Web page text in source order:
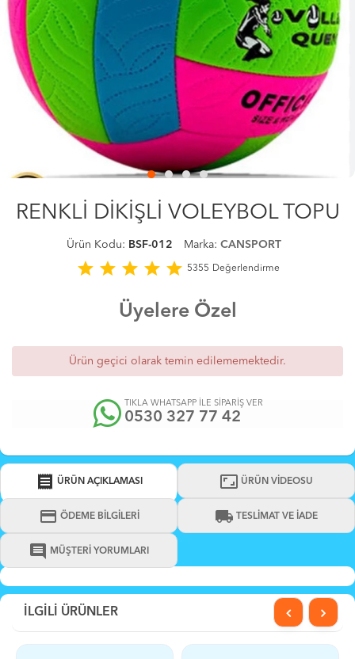
RENKLİ DİKİŞLİ VOLEYBOL TOPU
Ürün Kodu: BSF-012 Marka: CANSPORT
star star star star star 5355 Değerlendirme
Üyelere Özel
Ürün geçici olarak temin edilememektedir.
TIKLA WHATSAPP İLE SİPARİŞ VER
0530 327 77 42
receipt ÜRÜN AÇIKLAMASI aspect_ratio ÜRÜN VİDEOSU
credit_card ÖDEME BİLGİLERİ local_shipping TESLİMAT VE İADE
comment MÜŞTERİ YORUMLARI
İLGİLİ ÜRÜNLER